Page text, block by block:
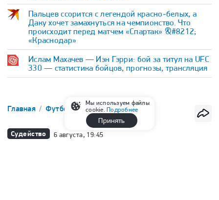
Пальцев ссорится с легендой красно-белых, а
Даку хочет замахнуться на чемпионство. Что
происходит перед матчем «Спартак» &#8212;
«Краснодар»
Ислам Махачев — Иэн Гэрри: бой за титул на UFC
330 — статистика бойцов, прогнозы, трансляция
Главная Футбол РПЛ
Судейство 6 августа, 19:45
Мы используем файлы
cookie.Подробнее
Принять